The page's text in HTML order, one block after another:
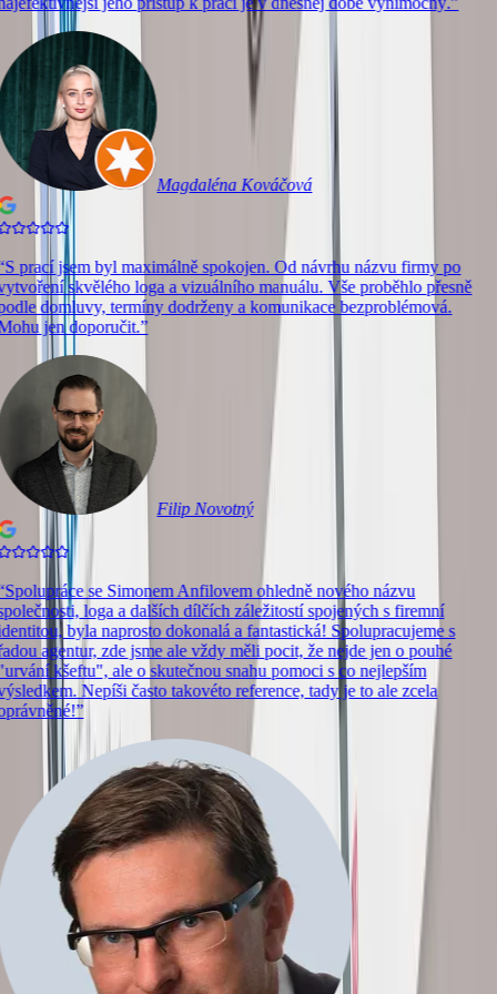
Magdaléna Kováčová
S prací jsem byl maximálně spokojen. Od návrhu názvu firmy po
skvělého loga a vizuálního manuálu. Vše proběhlo přesně
domluvy, termíny dodrženy a komunikace bezproblémová.
jen doporučit.”
Filip Novotný
Spolupráce se Simonem Anfilovem ohledně nového názvu
loga a dalších dílčích záležitostí spojených s firemní
byla naprosto dokonalá a fantastická! Spolupracujeme s
agentur, zde jsme ale vždy měli pocit, že nejde jen o pouhé
kšeftu", ale o skutečnou snahu pomoci s co nejlepším
Nepíši často takovéto reference, tady je to ale zcela
”